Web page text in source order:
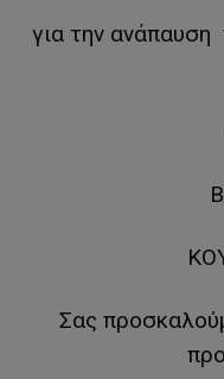
για την
Σας